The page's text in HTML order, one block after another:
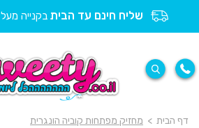
שליח חינם עד הבית בקנייה מעל 299 ₪
דף הבית > מחזיק מפתחות קוביה הונגרית